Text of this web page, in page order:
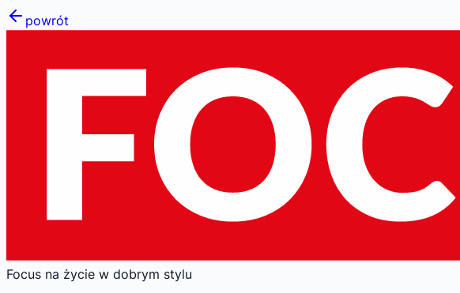
powrót
Focus na życie w dobrym stylu